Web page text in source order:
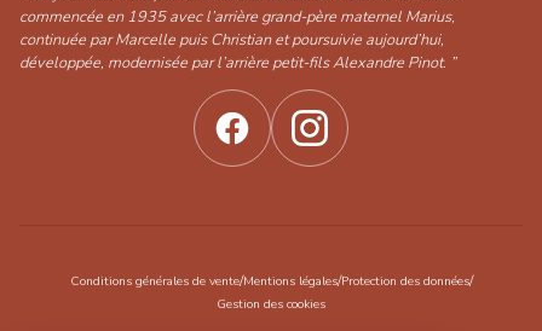
commencée en 1935 avec l’arrière grand-père maternel Marius,
continuée par Marcelle puis Christian et poursuivie aujourd’hui,
développée, modernisée par l’arrière petit-fils Alexandre Pinot. ”
Conditions générales de vente/Mentions légales/Protection des données/
Gestion des cookies